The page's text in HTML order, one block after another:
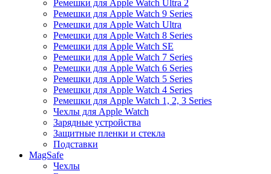
Ремешки для Apple Watch Ultra 2
Ремешки для Apple Watch 9 Series
Ремешки для Apple Watch Ultra
Ремешки для Apple Watch 8 Series
Ремешки для Apple Watch SE
Ремешки для Apple Watch 7 Series
Ремешки для Apple Watch 6 Series
Ремешки для Apple Watch 5 Series
Ремешки для Apple Watch 4 Series
Ремешки для Apple Watch 1, 2, 3 Series
Чехлы для Apple Watch
Зарядные устройства
Защитные пленки и стекла
Подставки
MagSafe
Чехлы